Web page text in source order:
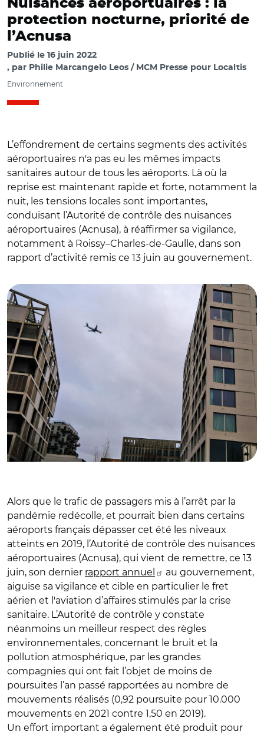
Nuisances aéroportuaires : la
protection nocturne, priorité de
l’Acnusa
Publié le 16 juin 2022
par Philie Marcangelo Leos / MCM Presse pour Localtis
Environnement
L’effondrement de certains segments des activités
aéroportuaires n'a pas eu les mêmes impacts
sanitaires autour de tous les aéroports. Là où la
reprise est maintenant rapide et forte, notamment la
nuit, les tensions locales sont importantes,
conduisant l’Autorité de contrôle des nuisances
aéroportuaires (Acnusa), à réaffirmer sa vigilance,
notamment à Roissy–Charles-de-Gaulle, dans son
rapport d’activité remis ce 13 juin au gouvernement.
Alors que le trafic de passagers mis à l’arrêt par la
pandémie redécolle, et pourrait bien dans certains
aéroports français dépasser cet été les niveaux
atteints en 2019, l’Autorité de contrôle des nuisances
aéroportuaires (Acnusa), qui vient de remettre, ce 13
juin, son dernier rapport annuel
au gouvernement,
aiguise sa vigilance et cible en particulier le fret
aérien et l'aviation d’affaires stimulés par la crise
sanitaire. L’Autorité de contrôle y constate
néanmoins un meilleur respect des règles
environnementales, concernant le bruit et la
pollution atmosphérique, par les grandes
compagnies qui ont fait l’objet de moins de
poursuites l’an passé rapportées au nombre de
mouvements réalisés (0,92 poursuite pour 10.000
mouvements en 2021 contre 1,50 en 2019).
Un effort important a également été produit pour